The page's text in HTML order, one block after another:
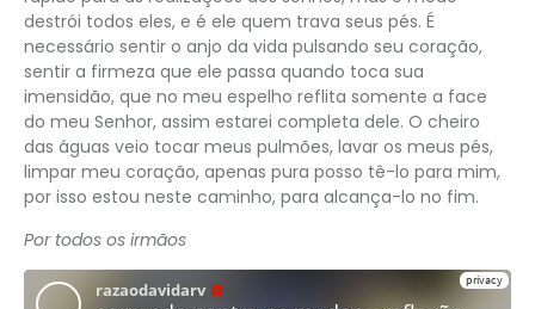
destrói todos eles, e é ele quem trava seus pés. É
necessário sentir o anjo da vida pulsando seu coração,
sentir a firmeza que ele passa quando toca sua
imensidão, que no meu espelho reflita somente a face
do meu Senhor, assim estarei completa dele. O cheiro
das águas veio tocar meus pulmões, lavar os meus pés,
limpar meu coração, apenas pura posso tê-lo para mim,
por isso estou neste caminho, para alcança-lo no fim.
Por todos os irmãos